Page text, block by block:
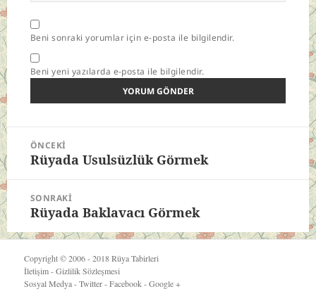
Beni sonraki yorumlar için e-posta ile bilgilendir.
Beni yeni yazılarda e-posta ile bilgilendir.
Yazı
gezinmesi
ÖNCEKI
Önceki
Rüyada Usulsüzlük Görmek
SONRAKI
Sonraki
yazı:
Rüyada Baklavacı Görmek
Copyright © 2006 - 2018Rüya Tabirleri
İletişim-Gizlilik Sözleşmesi
Sosyal Medya -Twitter-Facebook-Google +